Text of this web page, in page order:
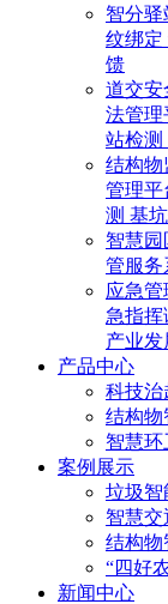
智分驿
纹绑定
馈
道交安
法管理
站检测
结构物
管理平
测 基
智慧园
管服务
应急管
急指
产业发
产品中心
科技治
结构物
智慧环
案例展示
垃圾智
智慧交
结构物
“四好
新闻中心